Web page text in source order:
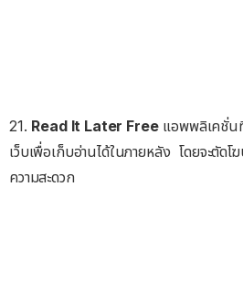
21. Read It Later Freeแอพพลิเคชั่น
เว็บเพื่อเก็บอ่านได้ในภายหลัง โดยจะตัด
ความสะดวก